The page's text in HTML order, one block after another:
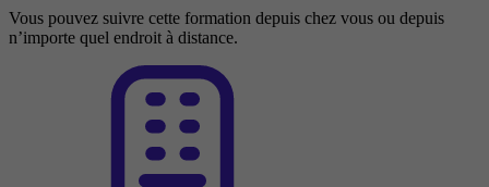
Vous pouvez suivre cette formation depuis chez vous ou depuis
n’importe quel endroit à distance.